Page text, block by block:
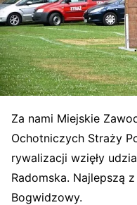
Za nami Miejskie
Ochotniczych Straży
rywalizacji wzięły
Radomska. Najlepszą
Bogwidzowy.